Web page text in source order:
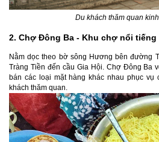
Du khách thăm quan
2. Chợ Đông Ba - Khu chợ nổi tiếng
Nằm dọc theo bờ sông Hương bên đường
Tràng Tiền đến cầu Gia Hội. Chợ Đông Ba
bán các loại mặt hàng khác nhau phục
khách thăm quan.